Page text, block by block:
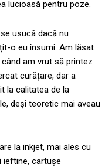
lucioasă pentru poze.
usucă dacă nu
o eu însumi. Am lăsat
am vrut să printez
curățare, dar a
la calitatea de la
deși teoretic mai aveau
la inkjet, mai ales cu
ieftine, cartușe